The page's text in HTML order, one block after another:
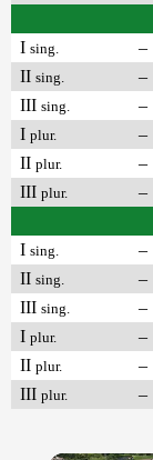
I sing.
–
II sing.
–
III sing.
–
I plur.
–
II plur.
–
III plur.
–
I sing.
–
II sing.
–
III sing.
–
I plur.
–
II plur.
–
III plur. –